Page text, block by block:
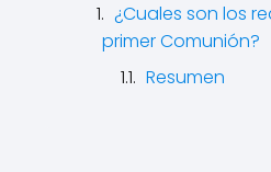
¿Cuales son los
primer Comunión?
Resumen